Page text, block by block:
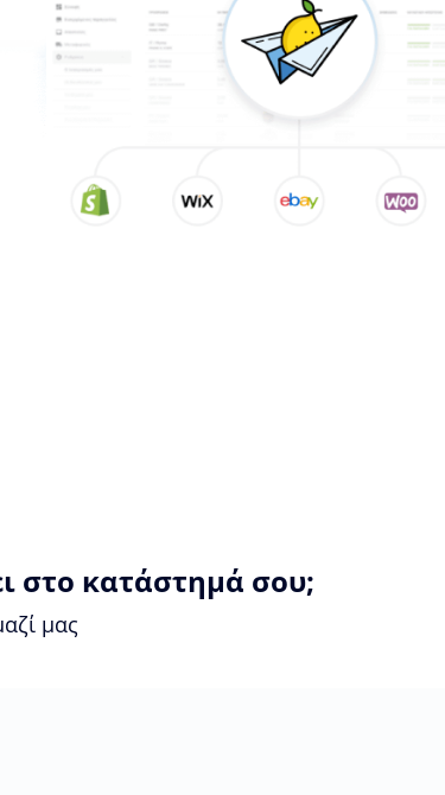
στο κατάστημά σου;
μας